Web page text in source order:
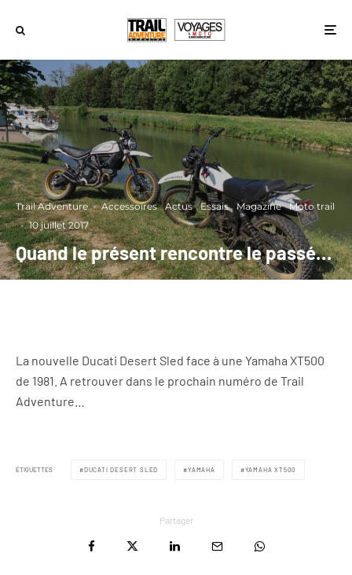
Trail Adventure · Accessoires Actus Essais Magazine
Moto trail
· 10 juillet 2017
Quand le présent rencontre le passé…
La nouvelle Ducati Desert Sled face à une Yamaha XT500
de 1981. A retrouver dans le prochain numéro de Trail
Adventure…
ÉTIQUETTES DUCATI DESERT SLED YAMAHA YAMAHA XT500
Partager